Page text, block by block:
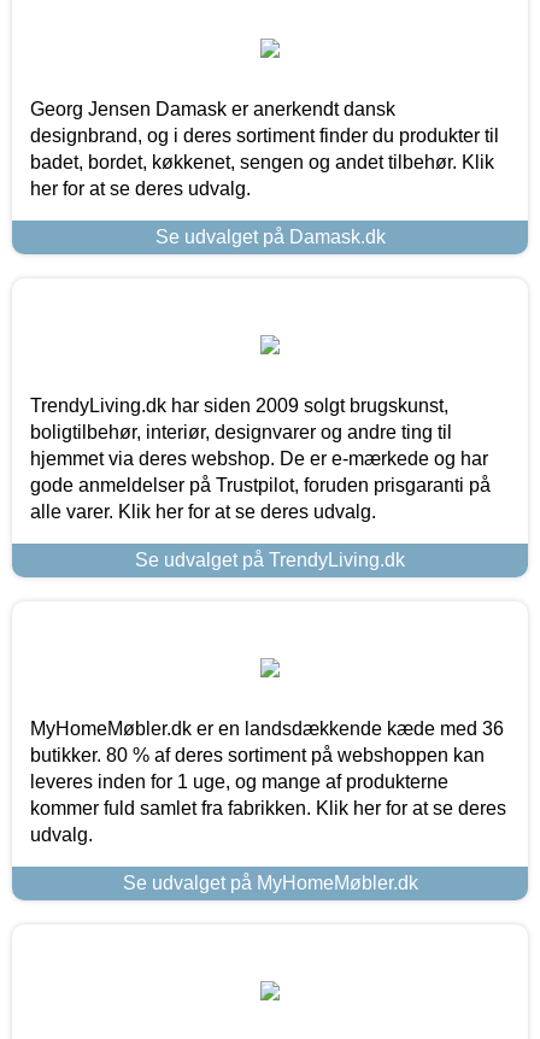
Georg Jensen Damask er anerkendt dansk
designbrand, og i deres sortiment finder du produkter til
badet, bordet, køkkenet, sengen og andet tilbehør. Klik
her for at se deres udvalg.
Se udvalget på Damask.dk
TrendyLiving.dk har siden 2009 solgt brugskunst,
boligtilbehør, interiør, designvarer og andre ting til
hjemmet via deres webshop. De er e-mærkede og har
gode anmeldelser på Trustpilot, foruden prisgaranti på
alle varer. Klik her for at se deres udvalg.
Se udvalget på TrendyLiving.dk
MyHomeMøbler.dk er en landsdækkende kæde med 36
butikker. 80 % af deres sortiment på webshoppen kan
leveres inden for 1 uge, og mange af produkterne
kommer fuld samlet fra fabrikken. Klik her for at se deres
udvalg.
Se udvalget på MyHomeMøbler.dk